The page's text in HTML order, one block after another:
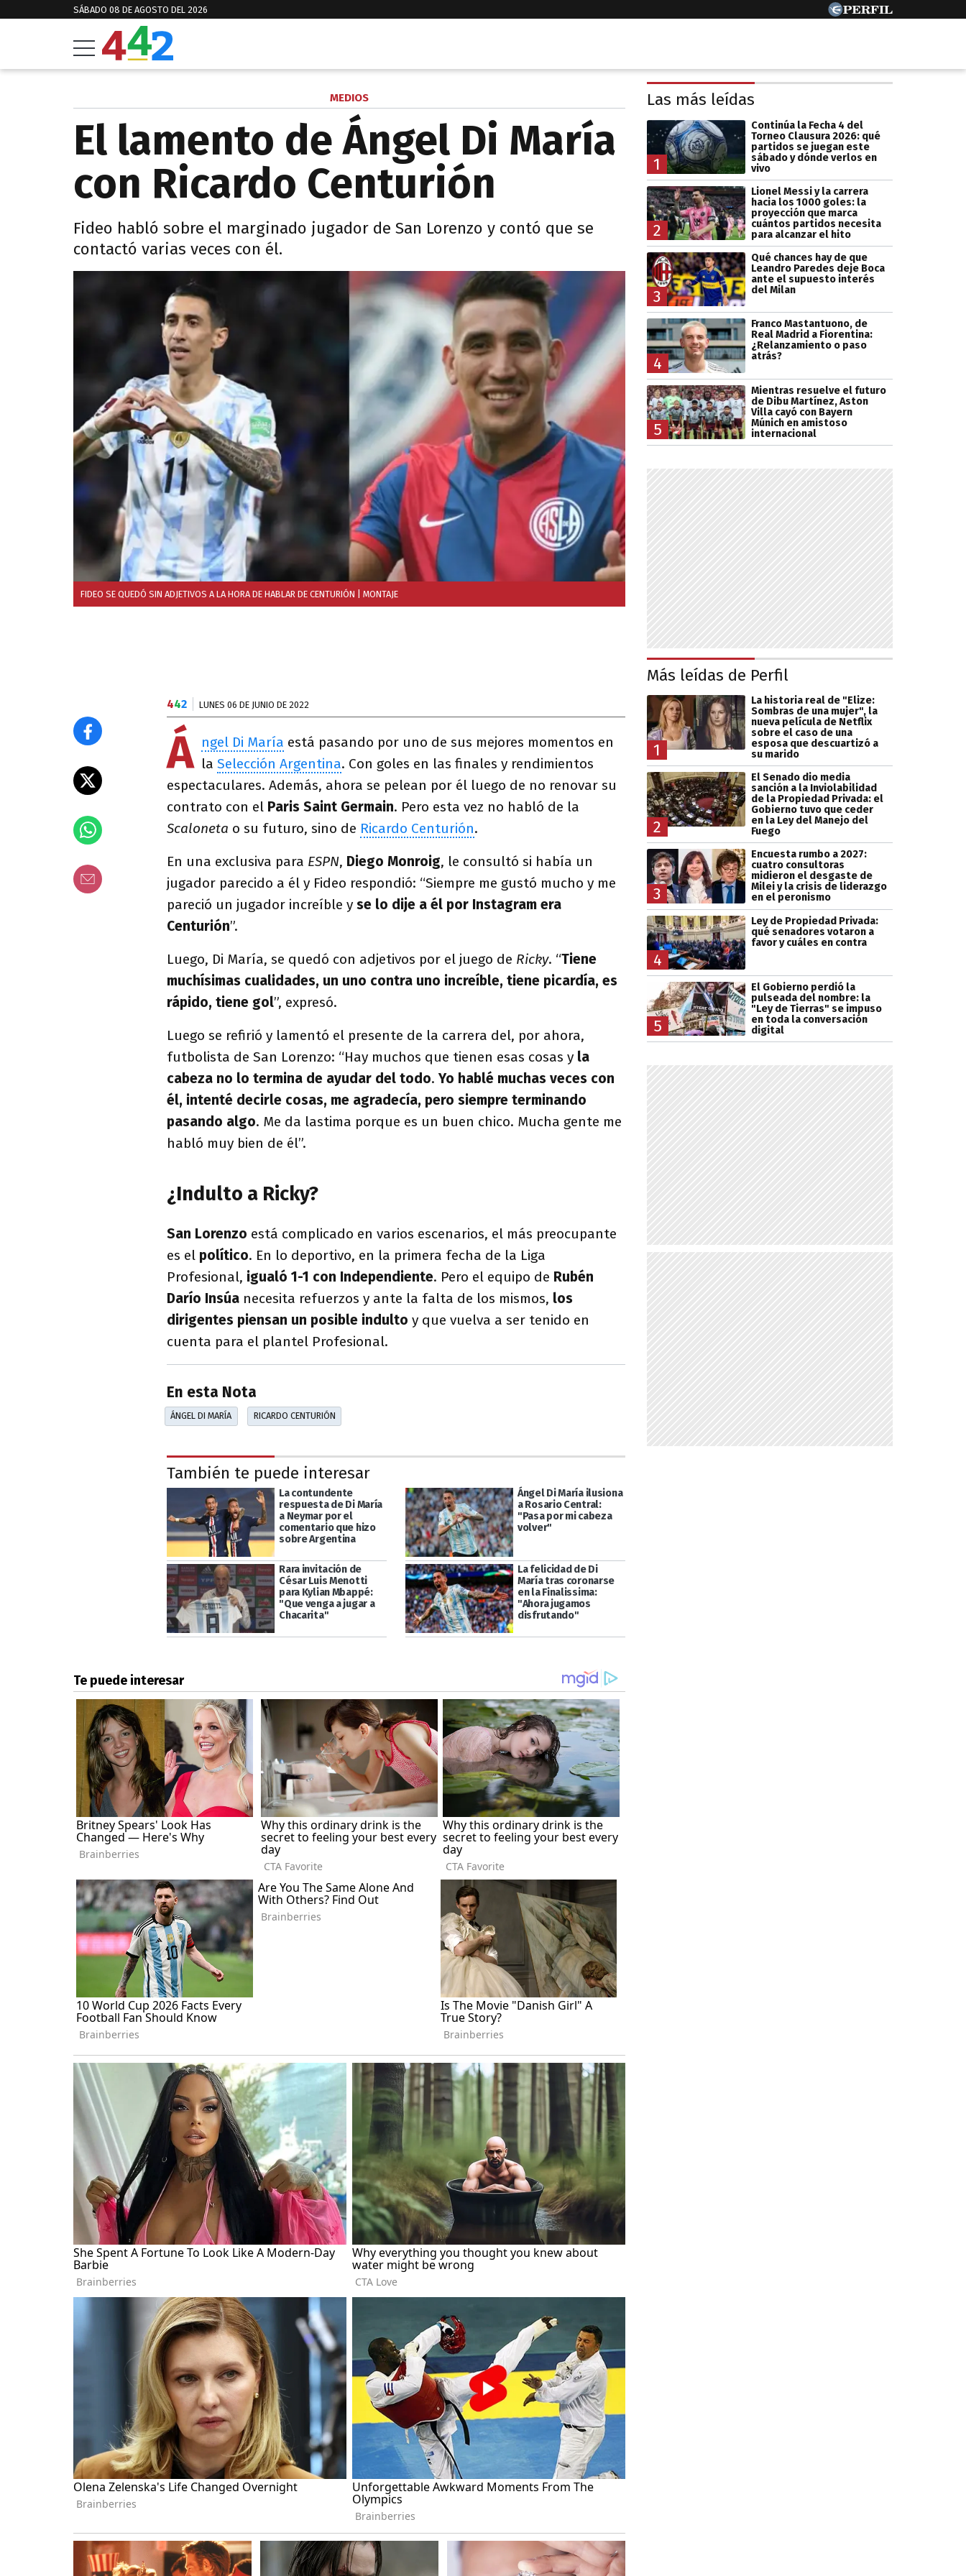
SÁBADO 08 DE AGOSTO DEL 2026
MEDIOS
El lamento de Ángel Di María
con Ricardo Centurión
Fideo habló sobre el marginado jugador de San Lorenzo y contó que se
contactó varias veces con él.
FIDEO SE QUEDÓ SIN ADJETIVOS A LA HORA DE HABLAR DE CENTURIÓN | MONTAJE
442 LUNES 06 DE JUNIO DE 2022
Á ngel Di María está pasando por uno de sus mejores momentos en
la Selección Argentina. Con goles en las finales y rendimientos
espectaculares. Además, ahora se pelean por él luego de no renovar su
contrato con el Paris Saint Germain. Pero esta vez no habló de la
Scaloneta o su futuro, sino de Ricardo Centurión.
En una exclusiva para ESPN, Diego Monroig, le consultó si había un
jugador parecido a él y Fideo respondió: “Siempre me gustó mucho y me
pareció un jugador increíble y se lo dije a él por Instagram era
Centurión”.
Luego, Di María, se quedó con adjetivos por el juego de Ricky. “Tiene
muchísimas cualidades, un uno contra uno increíble, tiene picardía, es
rápido, tiene gol”, expresó.
Luego se refirió y lamentó el presente de la carrera del, por ahora,
futbolista de San Lorenzo: “Hay muchos que tienen esas cosas y la
cabeza no lo termina de ayudar del todo. Yo hablé muchas veces con
él, intenté decirle cosas, me agradecía, pero siempre terminando
pasando algo. Me da lastima porque es un buen chico. Mucha gente me
habló muy bien de él”.
¿Indulto a Ricky?
San Lorenzo está complicado en varios escenarios, el más preocupante
es el político. En lo deportivo, en la primera fecha de la Liga
Profesional, igualó 1-1 con Independiente. Pero el equipo de Rubén
Darío Insúa necesita refuerzos y ante la falta de los mismos, los
dirigentes piensan un posible indulto y que vuelva a ser tenido en
cuenta para el plantel Profesional.
En esta Nota
ÁNGEL DI MARÍA RICARDO CENTURIÓN
También te puede interesar
La contundente
respuesta de Di María
a Neymar por el
comentario que hizo
sobre Argentina
Ángel Di María ilusiona
a Rosario Central:
"Pasa por mi cabeza
volver"
Rara invitación de
César Luis Menotti
para Kylian Mbappé:
"Que venga a jugar a
Chacarita"
La felicidad de Di
María tras coronarse
en la Finalissima:
"Ahora jugamos
disfrutando"
Las más leídas
1
Continúa la Fecha 4 del
Torneo Clausura 2026: qué
partidos se juegan este
sábado y dónde verlos en
vivo
2
Lionel Messi y la carrera
hacia los 1000 goles: la
proyección que marca
cuántos partidos necesita
para alcanzar el hito
3
Qué chances hay de que
Leandro Paredes deje Boca
ante el supuesto interés
del Milan
4
Franco Mastantuono, de
Real Madrid a Fiorentina:
¿Relanzamiento o paso
atrás?
5
Mientras resuelve el futuro
de Dibu Martínez, Aston
Villa cayó con Bayern
Múnich en amistoso
internacional
Más leídas de Perfil
1
La historia real de "Elize:
Sombras de una mujer", la
nueva película de Netflix
sobre el caso de una
esposa que descuartizó a
su marido
2
El Senado dio media
sanción a la Inviolabilidad
de la Propiedad Privada: el
Gobierno tuvo que ceder
en la Ley del Manejo del
Fuego
3
Encuesta rumbo a 2027:
cuatro consultoras
midieron el desgaste de
Milei y la crisis de liderazgo
en el peronismo
4
Ley de Propiedad Privada:
qué senadores votaron a
favor y cuáles en contra
5
El Gobierno perdió la
pulseada del nombre: la
"Ley de Tierras" se impuso
en toda la conversación
digital